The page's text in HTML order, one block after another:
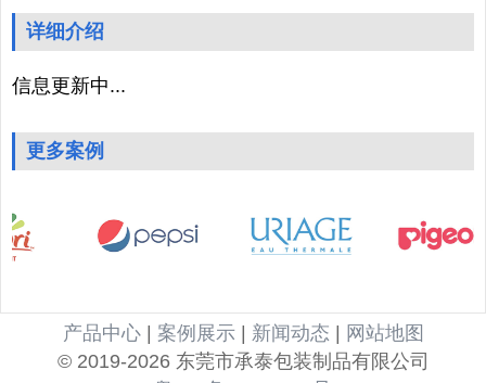
详细介绍
信息更新中...
更多案例
产品中心| 案例展示| 新闻动态 | 网站地图
© 2019-2026 东莞市承泰包装制品有限公司